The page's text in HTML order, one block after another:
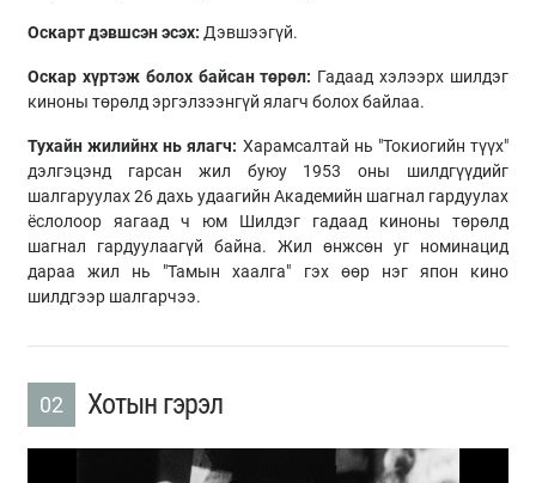
Оскарт дэвшсэн эсэх: Дэвшээгүй.
Оскар хүртэж болох байсан төрөл: Гадаад хэлээрх шилдэг
киноны төрөлд эргэлзээнгүй ялагч болох байлаа.
Тухайн жилийнх нь ялагч: Харамсалтай нь "Токиогийн түүх"
дэлгэцэнд гарсан жил буюу 1953 оны шилдгүүдийг
шалгаруулах 26 дахь удаагийн Академийн шагнал гардуулах
ёслолоор яагаад ч юм Шилдэг гадаад киноны төрөлд
шагнал гардуулаагүй байна. Жил өнжсөн уг номинацид
дараа жил нь "Тамын хаалга" гэх өөр нэг япон кино
шилдгээр шалгарчээ.
02 Хотын гэрэл